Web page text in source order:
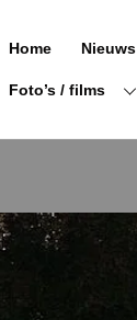
Home Nieuws
Foto’s / films